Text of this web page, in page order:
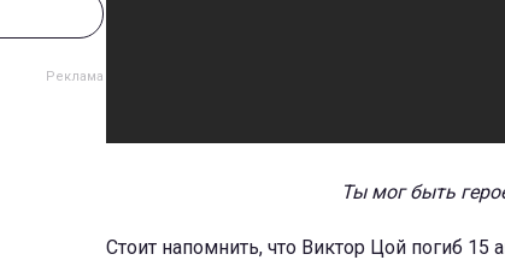
Ты мог быть
Стоит напомнить, что Виктор Цой погиб 15